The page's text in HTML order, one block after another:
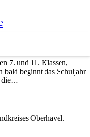
7. und 11. Klassen,
bald beginnt das Schuljahr
die…
Oberhavel.